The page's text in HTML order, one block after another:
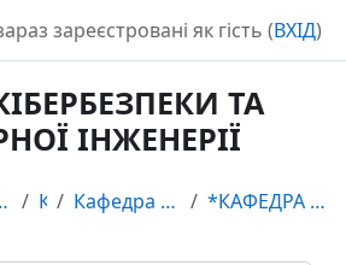
вмісту
зареєстровані як гість (ВХІД)
ТА
ІНЖЕНЕРІЇ
технологій Кафедри Кафедра кібербезпеки та комп’ютерної інженерії *КАФЕДРА КІБЕРБЕЗПЕКИ ТА КОМП'ЮТЕРНОЇ ІНЖЕНЕРІЇ